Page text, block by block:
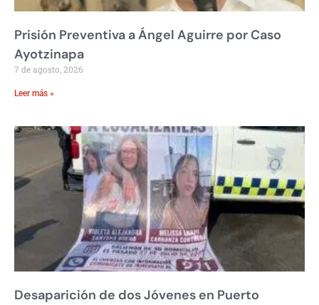
Prisión Preventiva a Ángel Aguirre por Caso
Ayotzinapa
7 de agosto, 2026
Leer más »
Desaparición de dos Jóvenes en Puerto